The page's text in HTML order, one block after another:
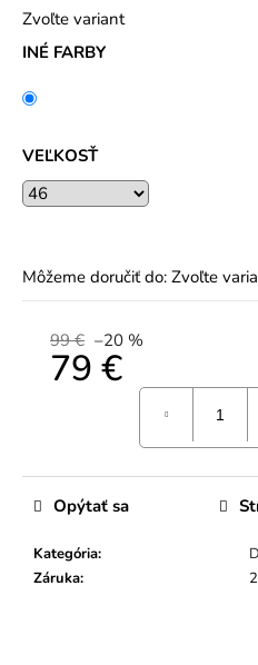
INÉ FARBY
VEĽKOSŤ
Môžeme doručiť do: Zvoľte
Zvoľte variant
99 € –20 %
79 €
Kategória:
Záruka:
Opýtať sa